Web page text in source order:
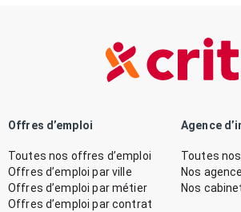
Offres d’emploi
Toutes nos offres d’emploi
Offres d’emploi par ville
Offres d’emploi par métier
Offres d’emploi par contrat
Agence
Toutes
Nos
Nos